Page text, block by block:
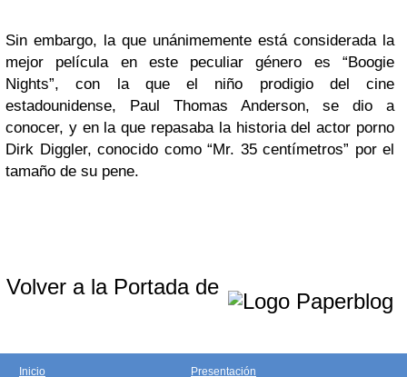
Sin embargo, la que unánimemente está considerada la
mejor película en este peculiar género es “Boogie
Nights”, con la que el niño prodigio del cine
estadounidense, Paul Thomas Anderson, se dio a
conocer, y en la que repasaba la historia del actor porno
Dirk Diggler, conocido como “Mr. 35 centímetros” por el
tamaño de su pene.
Volver a la Portada de
Inicio Presentación